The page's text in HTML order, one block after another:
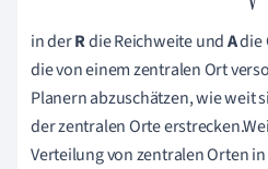
in derRdie Reichweite undAdie
die von einem zentralen Ort
Planern abzuschätzen, wie weit
der zentralen Orte
Verteilung von zentralen Orten